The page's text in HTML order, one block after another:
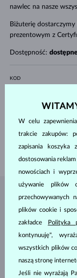
nawlec na nasze
Biżuterię
prezentowym z
Dostępność: dostępne
KOD
W celu
trakcie zakupów:
zapisania koszyka
dostosowania
nowościach i
używanie plików
przechowywanych
plików cookie i
zakładce
Polityka
kontynuuję",
wszystkich plików
naszą stronę
Jeśli nie wyrażają